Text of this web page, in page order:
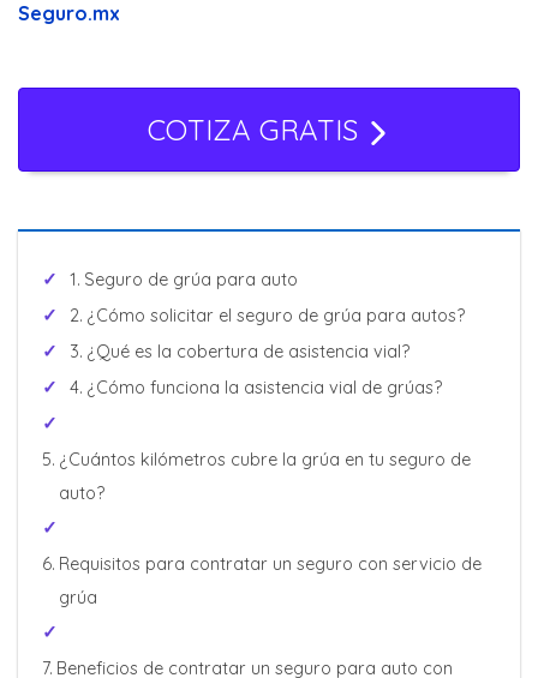
Seguro.mx
COTIZA GRATIS
Seguro de grúa para auto
¿Cómo solicitar el seguro de grúa para autos?
¿Qué es la cobertura de asistencia vial?
¿Cómo funciona la asistencia vial de grúas?
¿Cuántos kilómetros cubre la grúa en tu seguro de
auto?
Requisitos para contratar un seguro con servicio de
grúa
Beneficios de contratar un seguro para auto con